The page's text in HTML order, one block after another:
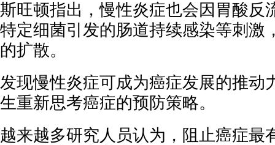
斯旺顿指出，慢性炎症也会因胃酸反
特定细菌引发的肠道持续感染等刺激
的扩散。
发现慢性炎症可成为癌症发展的推动
生重新思考癌症的预防策略。
越来越多研究人员认为，阻止癌症最